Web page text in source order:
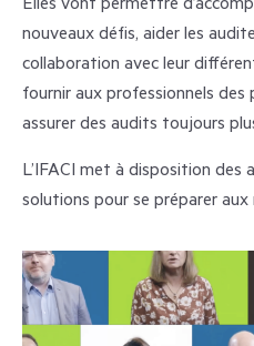
nouveaux défis, aider les
collaboration avec leur
fournir aux professionnels
assurer des audits toujours
L’IFACI met à disposition des
solutions pour se préparer aux